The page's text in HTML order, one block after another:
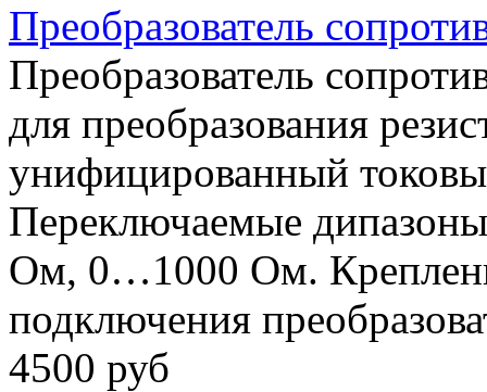
Преобразователь
Преобразователь
для преобразования
унифицированный
Переключаемые
Ом, 0…1000 Ом.
подключения
4500 руб